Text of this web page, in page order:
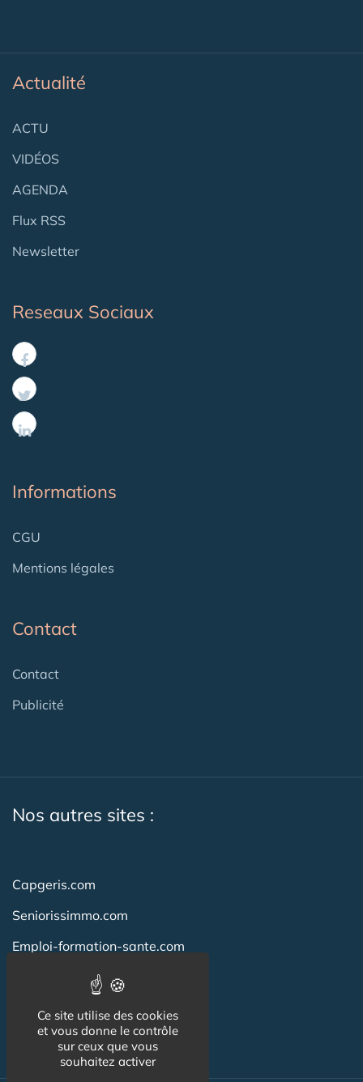
Actualité
ACTU
VIDÉOS
AGENDA
Flux RSS
Newsletter
Reseaux Sociaux
Informations
CGU
Mentions légales
Contact
Contact
Publicité
Nos autres sites :
Capgeris.com
Seniorissimmo.com
Emploi-formation-sante.com
Creche-et-naissance.com
Co-Living & Co-Working
Ce site utilise des cookies
et vous donne le contrôle
sur ceux que vous
souhaitez activer